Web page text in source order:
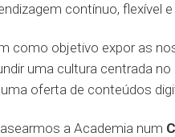
contínuo, flexível
como objetivo expor as
uma cultura centrada
oferta de conteúdos
a Academia num